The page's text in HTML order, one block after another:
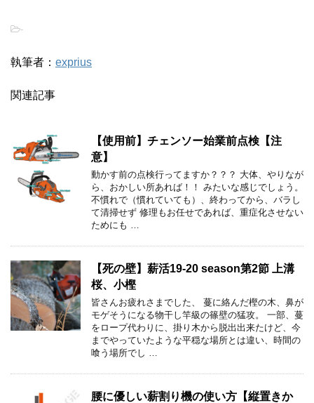
-
執筆者： exprius
関連記事
【使用前】チェンソー始業前点検【注
意】
動かす前の点検行ってますか？？？ 大体、やりなが
ら、おかしい所あれば！！ みたいな感じでしょう。
不慣れで（慣れていても）、終わってから、バラし
て清掃せず 修理もお任せであれば、重症化させない
ためにも …
【死の壁】薪活19-20 season第2節 上溝
桜、小樫
皆さんお疲れさまでした、 蔓に絡んだ樫の木、鼻が
モゲそうになる物干し竿級の篠壁の猛攻。 一部、蔓
をロープ代わりに、掛り木から脱出出来たけど、今
までやっていたような平穏な場所とは違い、時間の
喰う場所でし …
腰に優しい薪割り機の使い方【縦置きか